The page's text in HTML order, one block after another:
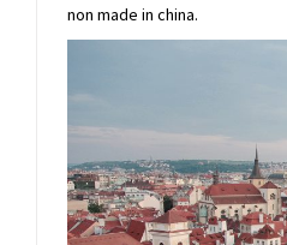
non made in china.